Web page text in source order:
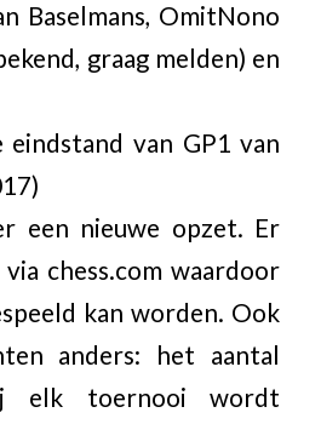
Baselmans, OmitNono
graag melden) en
eindstand van GP1 van
een nieuwe opzet. Er
chess.com waardoor
kan worden. Ook
anders: het aantal
elk toernooi wordt